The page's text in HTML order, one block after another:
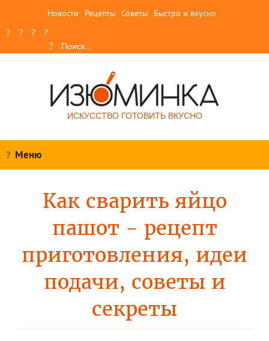
Новости Рецепты Советы Быстро и вкусно
ИСКУССТВО ГОТОВИТЬ ВКУСНО
Меню
Как сварить яйцо
пашот - рецепт
приготовления, идеи
подачи, советы и
секреты